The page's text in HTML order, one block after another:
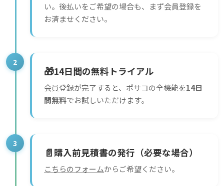
い。後払いをご希望の場合も、まず会員登録を
お済ませください。
2
🎁14日間の無料トライアル
会員登録が完了すると、ポサコの全機能を14日
間無料でお試しいただけます。
3
📄購入前見積書の発行（必要な場合）
こちらのフォームからご希望ください。